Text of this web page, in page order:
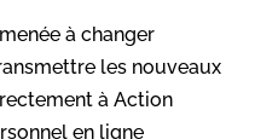
à changer
les nouveaux
à Action
en ligne